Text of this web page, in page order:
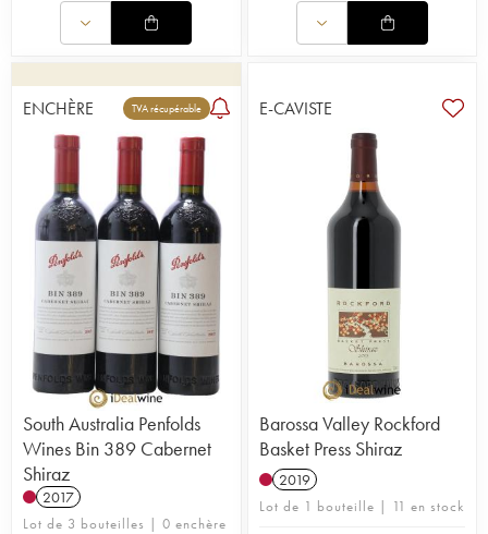
ENCHÈRE TVA récupérable
South Australia Penfolds
Wines Bin 389 Cabernet
Shiraz
2017
Lot de 3 bouteilles | 0 enchère
E-CAVISTE
Barossa Valley Rockford
Basket Press Shiraz
2019
Lot de 1 bouteille | 11 en stock